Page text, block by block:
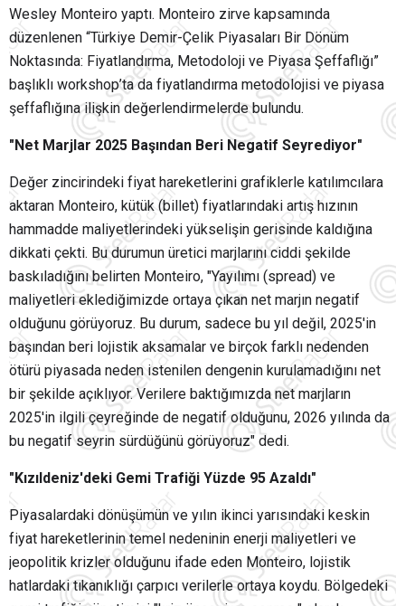
Wesley Monteiro yaptı. Monteiro zirve kapsamında
düzenlenen “Türkiye Demir-Çelik Piyasaları Bir Dönüm
Noktasında: Fiyatlandırma, Metodoloji ve Piyasa Şeffaflığı”
başlıklı workshop’ta da fiyatlandırma metodolojisi ve piyasa
şeffaflığına ilişkin değerlendirmelerde bulundu.
"Net Marjlar 2025 Başından Beri Negatif Seyrediyor"
Değer zincirindeki fiyat hareketlerini grafiklerle katılımcılara
aktaran Monteiro, kütük (billet) fiyatlarındaki artış hızının
hammadde maliyetlerindeki yükselişin gerisinde kaldığına
dikkati çekti. Bu durumun üretici marjlarını ciddi şekilde
baskıladığını belirten Monteiro, "Yayılımı (spread) ve
maliyetleri eklediğimizde ortaya çıkan net marjın negatif
olduğunu görüyoruz. Bu durum, sadece bu yıl değil, 2025'in
başından beri lojistik aksamalar ve birçok farklı nedenden
ötürü piyasada neden istenilen dengenin kurulamadığını net
bir şekilde açıklıyor. Verilere baktığımızda net marjların
2025'in ilgili çeyreğinde de negatif olduğunu, 2026 yılında da
bu negatif seyrin sürdüğünü görüyoruz" dedi.
"Kızıldeniz'deki Gemi Trafiği Yüzde 95 Azaldı"
Piyasalardaki dönüşümün ve yılın ikinci yarısındaki keskin
fiyat hareketlerinin temel nedeninin enerji maliyetleri ve
jeopolitik krizler olduğunu ifade eden Monteiro, lojistik
hatlardaki tıkanıklığı çarpıcı verilerle ortaya koydu. Bölgedeki